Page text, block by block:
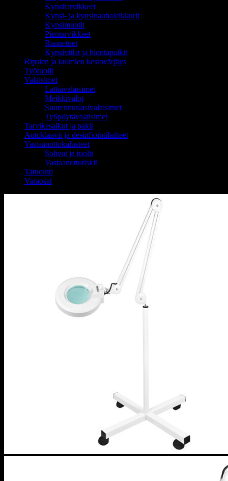
Kynsitarvikkeet
Kynsi- ja kynsinauhaleikkurit
Kynsimuotit
Pientarvikkeet
Rannetuet
Kynsiviilat ja hiontapalkit
Ripsien ja kulmien kestovärjäys
Työtuolit
Valaisimet
Lattiavalaisimet
Meikkivalot
Suurennuslasivalaisimet
Työpöytävalaisimet
Tarvikesalkut ja pakit
Autoklaavit ja desinfiointilaitteet
Vastaanottokalusteet
Sohvat ja tuolit
Vastaanottotiskit
Tatuointi
Varaosat